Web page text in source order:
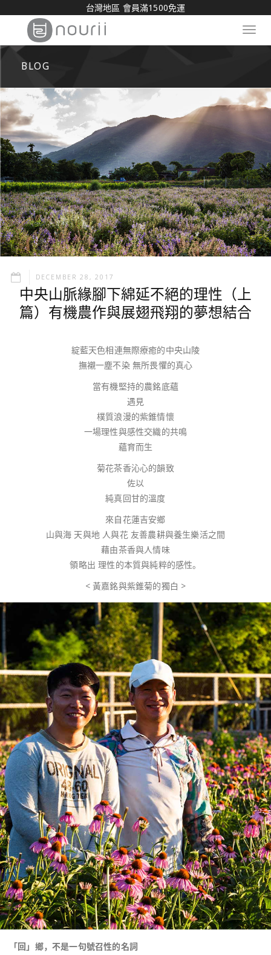
台灣地區 會員滿1500免運
BLOG
DECEMBER 28, 2017
中央山脈緣腳下綿延不絕的理性（上
篇）有機農作與展翅飛翔的夢想結合
綻藍天色相連無際療癒的中央山陵
撫襯一塵不染 無所畏懼的真心
當有機堅持的農銘底蘊
遇見
樸質浪漫的紫錐情懷
一場理性與感性交織的共鳴
蘊育而生
菊花茶香沁心的韻致
佐以
純真回甘的溫度
來自花蓮吉安鄉
山與海 天與地 人與花 友善農耕與養生樂活之間
藉由茶香與人情味
領略出 理性的本質與純粹的感性。
< 黃嘉銘與紫錐菊的獨白 >
「回」鄉，不是一句號召性的名詞